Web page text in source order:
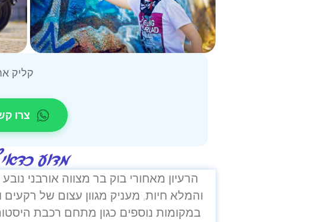
קליק
צרו
מדוע
הרעיון מאחורי בוק בר מצווה אורבני
והמלא חיות, מעניק מגוון עצום של רקעים
במקומות נוספים כגון מתחם רכבת